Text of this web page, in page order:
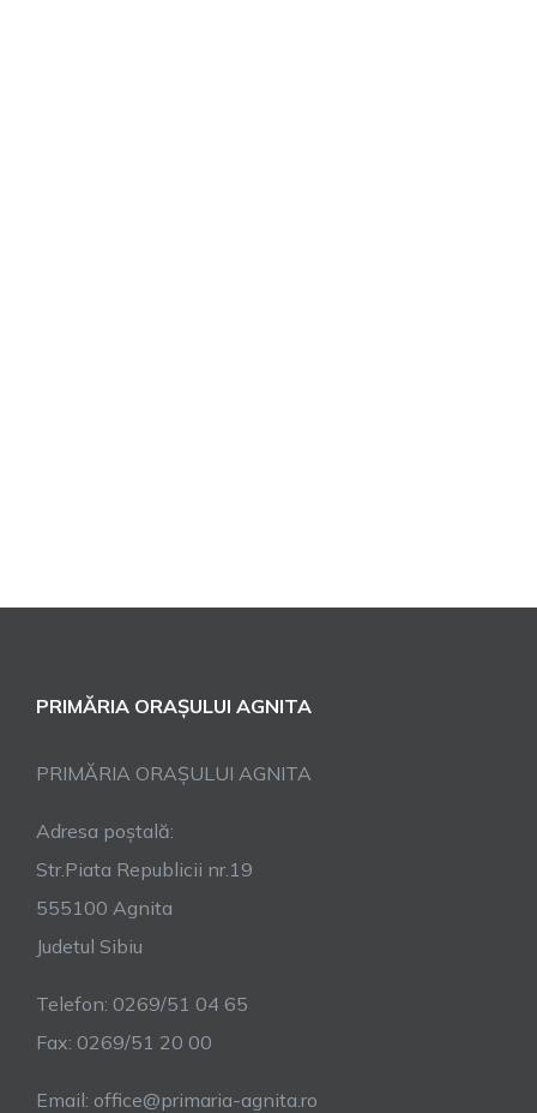
PRIMĂRIA ORAȘULUI AGNITA
PRIMĂRIA ORAȘULUI AGNITA
Adresa poștală:
Str.Piata Republicii nr.19
555100 Agnita
Judetul Sibiu
Telefon: 0269/51 04 65
Fax: 0269/51 20 00
Email: office@primaria-agnita.ro